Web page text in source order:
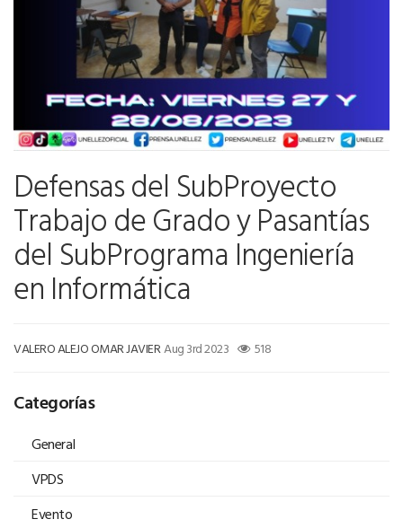
Defensas del SubProyecto
Trabajo de Grado y Pasantías
del SubPrograma Ingeniería
en Informática
VALERO ALEJO OMAR JAVIERAug 3rd 2023 518
Categorías
General
VPDS
Evento